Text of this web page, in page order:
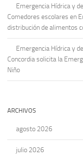
Emergencia Hídrica y
Comedores escolares en
distribución de alimentos
Emergencia Hídrica y
Concordia solicita la
Niño
ARCHIVOS
agosto 2026
julio 2026